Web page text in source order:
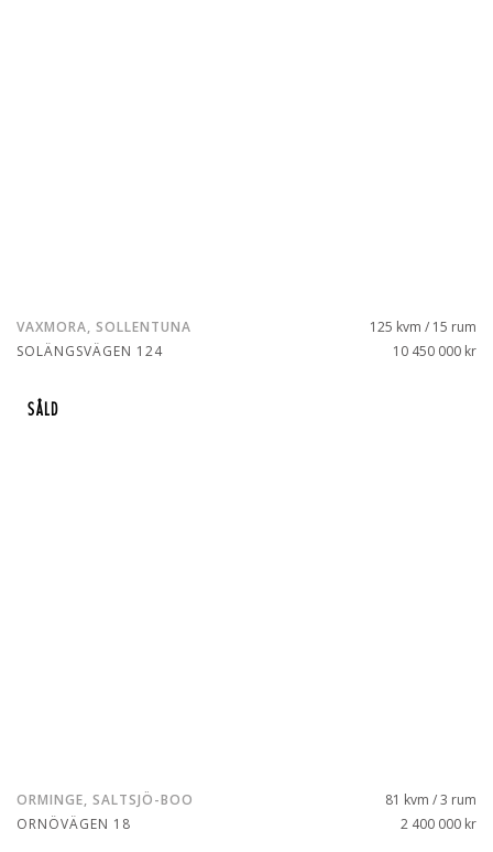
VAXMORA, SOLLENTUNA
SOLÄNGSVÄGEN 124
125 kvm / 15 rum
10 450 000 kr
SÅLD
ORMINGE, SALTSJÖ-BOO
ORNÖVÄGEN 18
81 kvm / 3 rum
2 400 000 kr